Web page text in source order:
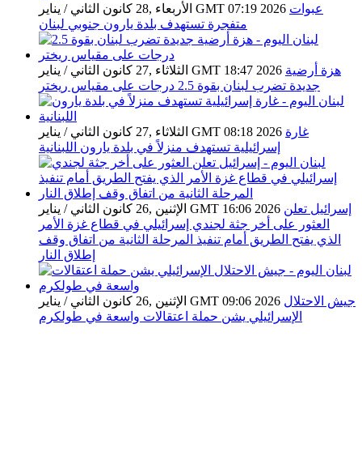
الأربعاء ,28 كانون الثاني / يناير GMT 07:19 2026 عبوات
متفجرة تستهدف بلدة يارون جنوبي لبنان
الثلاثاء ,27 كانون الثاني / يناير GMT 18:47 2026 هزة أرضية
جديدة تضرب لبنان بقوة 2.5 درجات على مقياس ريختر
الثلاثاء ,27 كانون الثاني / يناير GMT 08:18 2026 غارة
إسرائيلية تستهدف منزلاً في بلدة يارون اللبنانية
الإثنين ,26 كانون الثاني / يناير GMT 16:06 2026 إسرائيل تعلن
العثور على أخر جثة لجندي إسرائيلي في قطاع غزة الأمر
الذي يفتح الطريق أمام تنفيذ المرحلة الثانية من اتفاق وقف
إطلاق النار
الإثنين ,26 كانون الثاني / يناير GMT 09:06 2026 جيش الاحتلال
الإسرائيلي يشن حملة اعتقالات واسعة في طولكرم